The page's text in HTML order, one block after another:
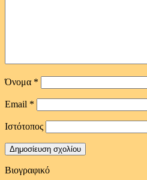
Όνομα *
Email *
Ιστότοπος
Βιογραφικό